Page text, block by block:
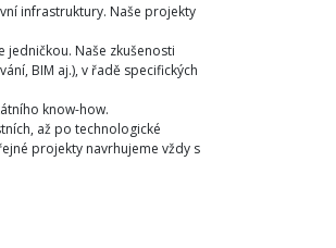
infrastruktury. Naše projekty
Naše zkušenosti
BIM aj.), v řadě specifických
know-how.
až po technologické
projekty navrhujeme vždy s